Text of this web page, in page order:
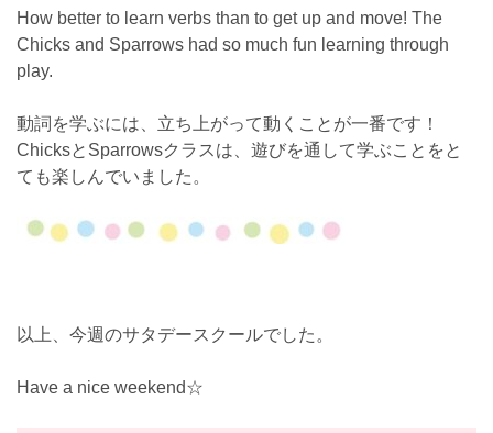
How better to learn verbs than to get up and move! The
Chicks and Sparrows had so much fun learning through
play.
動詞を学ぶには、立ち上がって動くことが一番です！
ChicksとSparrowsクラスは、遊びを通して学ぶことをと
ても楽しんでいました。
以上、今週のサタデースクールでした。
Have a nice weekend☆